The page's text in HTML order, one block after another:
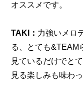
オススメです。
TAKI： 力強いメロ
る、とても&TEAM
見ているだけでと
見る楽しみも味わ